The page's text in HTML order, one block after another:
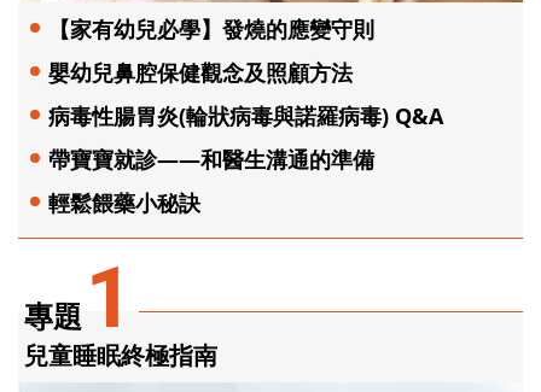
專題 1
兒童睡眠終極指南
【家有幼兒必學】發燒的應變守則
嬰幼兒鼻腔保健觀念及照顧方法
病毒性腸胃炎(輪狀病毒與諾羅病毒) Q&A
帶寶寶就診——和醫生溝通的準備
輕鬆餵藥小秘訣